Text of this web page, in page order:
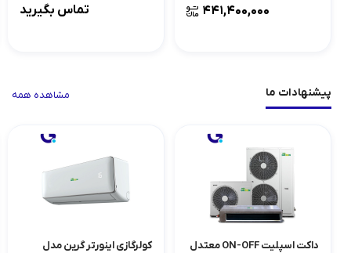
441,400,000 تماس بگیرید
پیشنهادات ما مشاهده همه
داکت اسپلیت ON-OFF معتدل
کولرگازی اینورتر گرین مدل